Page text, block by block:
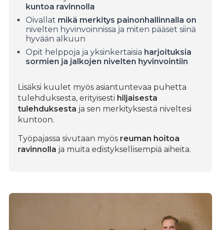
kuntoa ravinnolla
Oivallat mikä merkitys painonhallinnalla on
nivelten hyvinvoinnissa ja miten pääset siinä
hyvään alkuun
Opit helppoja ja yksinkertaisia harjoituksia
sormien ja jalkojen nivelten hyvinvointiin
Lisäksi kuulet myös asiantuntevaa puhetta
tulehduksesta, erityisesti hiljaisesta
tulehduksesta ja sen merkityksestä niveltesi
kuntoon.
Työpajassa sivutaan myös reuman hoitoa
ravinnolla ja muita edistyksellisempiä aiheita.